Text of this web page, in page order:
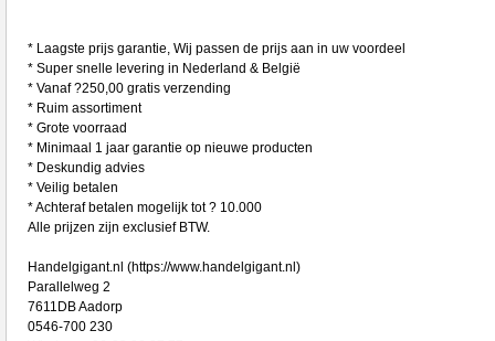
* Laagste prijs garantie, Wij passen de prijs aan in uw voordeel
* Super snelle levering in Nederland & België
* Vanaf ?250,00 gratis verzending
* Ruim assortiment
* Grote voorraad
* Minimaal 1 jaar garantie op nieuwe producten
* Deskundig advies
* Veilig betalen
* Achteraf betalen mogelijk tot ? 10.000
Alle prijzen zijn exclusief BTW.
Handelgigant.nl (https://www.handelgigant.nl)
Parallelweg 2
7611DB Aadorp
0546-700 230